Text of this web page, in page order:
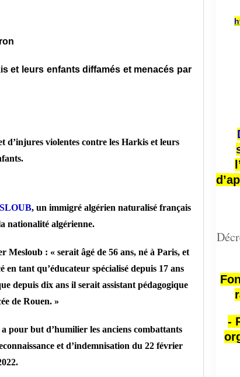
et leurs enfants diffamés et menacés par
d’injures violentes contre les Harkis et leurs
, un immigré algérien naturalisé français
nationalité algérienne.
: « serait âgé de 56 ans, né à Paris, et
tant qu’éducateur spécialisé depuis 17 ans
depuis dix ans il serait assistant pédagogique
de Rouen. »
pour but d’humilier les anciens combattants
et d’indemnisation du 22 février
-